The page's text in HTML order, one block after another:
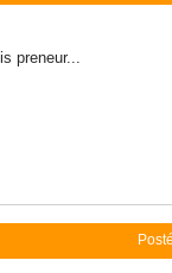
preneur...
Posté